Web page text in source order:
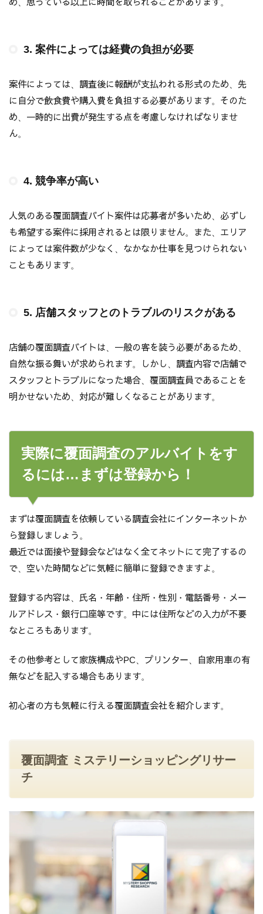
3. 案件によっては経費の負担が必要
案件によっては、調査後に報酬が支払われる形式のため、先
に自分で飲食費や購入費を負担する必要があります。そのた
め、一時的に出費が発生する点を考慮しなければなりませ
ん。
4. 競争率が高い
人気のある覆面調査バイト案件は応募者が多いため、必ずし
も希望する案件に採用されるとは限りません。また、エリア
によっては案件数が少なく、なかなか仕事を見つけられない
こともあります。
5. 店舗スタッフとのトラブルのリスクがある
店舗の覆面調査バイトは、一般の客を装う必要があるため、
自然な振る舞いが求められます。しかし、調査内容で店舗で
スタッフとトラブルになった場合、覆面調査員であることを
明かせないため、対応が難しくなることがあります。
実際に覆面調査のアルバイトをす
るには…まずは登録から！
まずは覆面調査を依頼している調査会社にインターネットか
ら登録しましょう。
最近では面接や登録会などはなく全てネットにて完了するの
で、空いた時間などに気軽に簡単に登録できますよ。
登録する内容は、氏名・年齢・住所・性別・電話番号・メー
ルアドレス・銀行口座等です。中には住所などの入力が不要
なところもあります。
その他参考として家族構成やPC、プリンター、自家用車の有
無などを記入する場合もあります。
初心者の方も気軽に行える覆面調査会社を紹介します。
覆面調査 ミステリーショッピングリサー
チ